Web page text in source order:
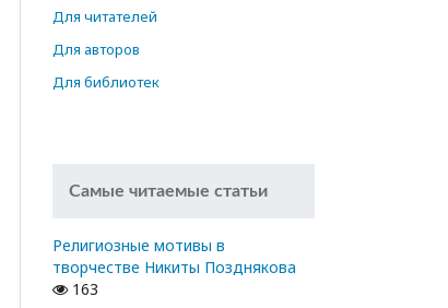
Для читателей
Для авторов
Для библиотек
Самые читаемые статьи
Религиозные мотивы в
творчестве Никиты Позднякова
163